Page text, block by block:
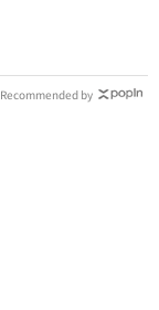
Recommended by